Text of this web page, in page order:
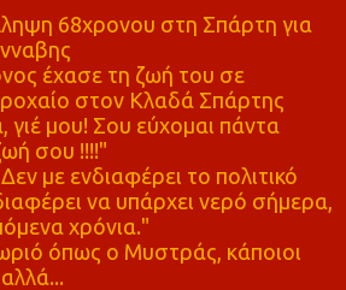
68χρονου στη Σπάρτη για
έχασε τη ζωή του σε
στον Κλαδά Σπάρτης
γιέ μου! Σου εύχομαι πάντα
σου !!!!"
με ενδιαφέρει το πολιτικό
να υπάρχει νερό σήμερα,
χρόνια."
όπως ο Μυστράς, κάποιοι